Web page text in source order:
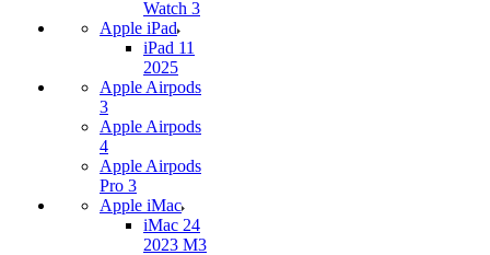
Watch 3
Apple iPad
iPad 11
2025
Apple Airpods
3
Apple Airpods
4
Apple Airpods
Pro 3
Apple iMac
iMac 24
2023 M3